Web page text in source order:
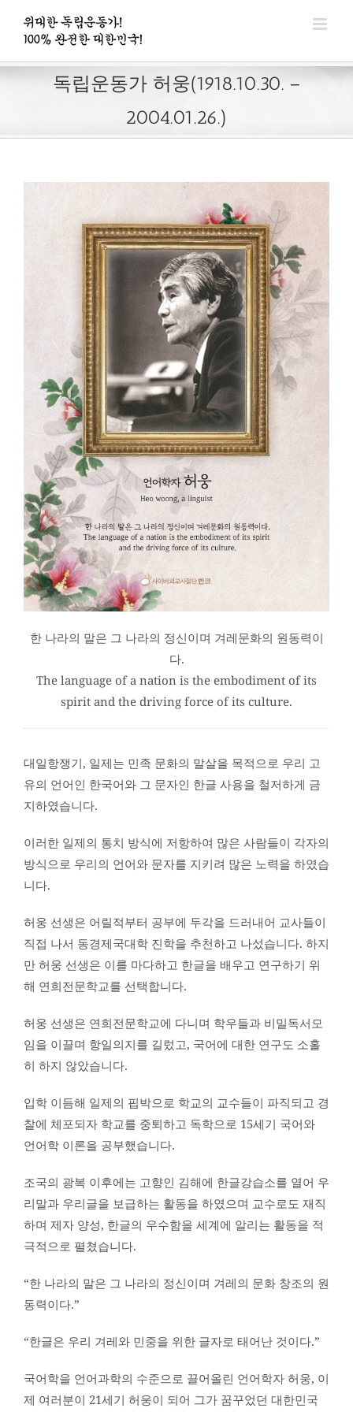
뛰
독립운동가 허웅(1918.10.30. –
2004.01.26.)
한 나라의 말은 그 나라의 정신이며 겨레문화의 원동력이
다.
The language of a nation is the embodiment of its
spirit and the driving force of its culture.
대일항쟁기, 일제는 민족 문화의 말살을 목적으로 우리 고
유의 언어인 한국어와 그 문자인 한글 사용을 철저하게 금
지하였습니다.
이러한 일제의 통치 방식에 저항하여 많은 사람들이 각자의
방식으로 우리의 언어와 문자를 지키려 많은 노력을 하였습
니다.
허웅 선생은 어릴적부터 공부에 두각을 드러내어 교사들이
직접 나서 동경제국대학 진학을 추천하고 나섰습니다. 하지
만 허웅 선생은 이를 마다하고 한글을 배우고 연구하기 위
해 연희전문학교를 선택합니다.
허웅 선생은 연희전문학교에 다니며 학우들과 비밀독서모
임을 이끌며 항일의지를 길렀고, 국어에 대한 연구도 소홀
히 하지 않았습니다.
입학 이듬해 일제의 핍박으로 학교의 교수들이 파직되고 경
찰에 체포되자 학교를 중퇴하고 독학으로 15세기 국어와
언어학 이론을 공부했습니다.
조국의 광복 이후에는 고향인 김해에 한글강습소를 열어 우
리말과 우리글을 보급하는 활동을 하였으며 교수로도 재직
하며 제자 양성, 한글의 우수함을 세계에 알리는 활동을 적
극적으로 펼쳤습니다.
“한 나라의 말은 그 나라의 정신이며 겨레의 문화 창조의 원
동력이다.”
“한글은 우리 겨레와 민중을 위한 글자로 태어난 것이다.”
국어학을 언어과학의 수준으로 끌어올린 언어학자 허웅, 이
제 여러분이 21세기 허웅이 되어 그가 꿈꾸었던 대한민국